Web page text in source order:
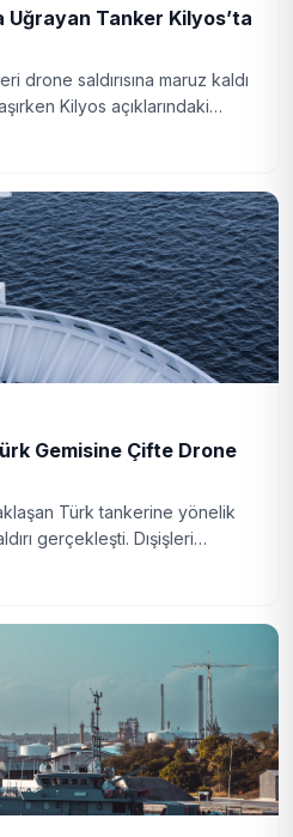
Uğrayan Tanker Kilyos’ta
drone saldırısına maruz kaldı
Kilyos açıklarındaki
Gemisine Çifte Drone
Türk tankerine yönelik
gerçekleşti. Dışişleri